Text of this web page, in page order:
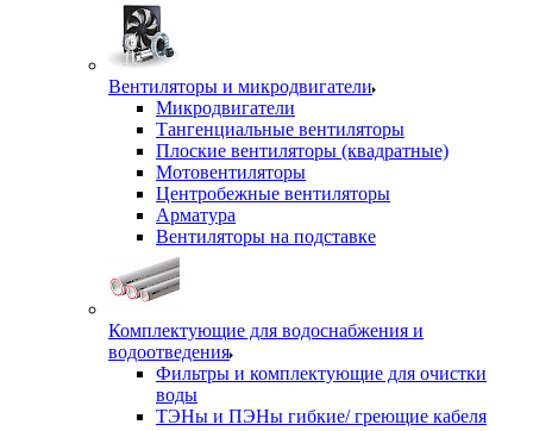
Вентиляторы и микродвигатели
Микродвигатели
Тангенциальные вентиляторы
Плоские вентиляторы (квадратные)
Мотовентиляторы
Центробежные вентиляторы
Арматура
Вентиляторы на подставке
Комплектующие для водоснабжения и
водоотведения
Фильтры и комплектующие для очистки
воды
ТЭНы и ПЭНы гибкие/ греющие кабеля